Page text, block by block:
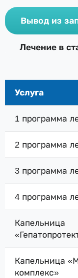
Вывод из
Лечение в
Услуга
1 программа
2 программа
3 программа
4 программа
Капельница
Капельница
комплекс»